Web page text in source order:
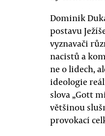
Dominik
postavu
vyznavači
nacistů a
ne o lidech,
ideologie
slova „Gott
většinou
provokací